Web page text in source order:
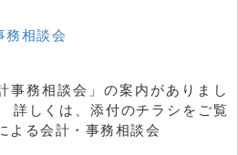
相談会
事務相談会」の案内がありまし
詳しくは、添付のチラシをご覧
よる会計・事務相談会